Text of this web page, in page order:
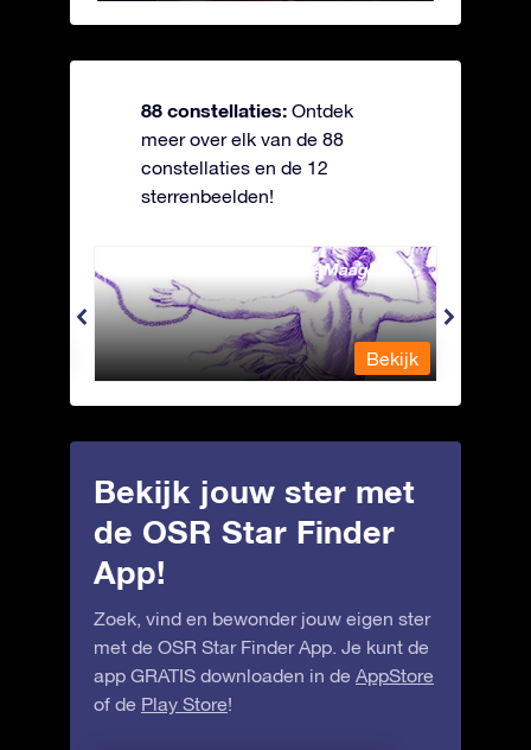
88 constellaties: Ontdek
meer over elk van de 88
constellaties en de 12
sterrenbeelden!
Andromeda - Geketende Maagd
Bekijk
Bekijk jouw ster met
de OSR Star Finder
App!
Zoek, vind en bewonder jouw eigen ster
met de OSR Star Finder App. Je kunt de
app GRATIS downloaden in de AppStore
of de Play Store!